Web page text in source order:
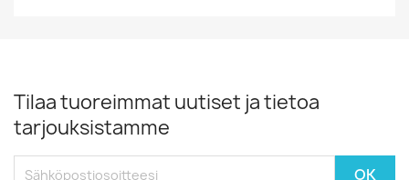
Tilaa tuoreimmat uutiset ja tietoa
tarjouksistamme